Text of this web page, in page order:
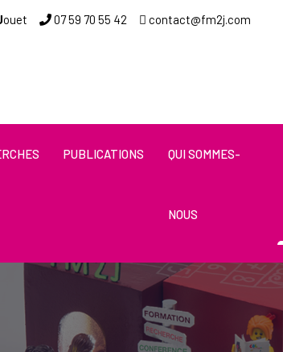
ouet 07 59 70 55 42 contact@fm2j.com
PUBLICATIONS QUI SOMMES-
NOUS